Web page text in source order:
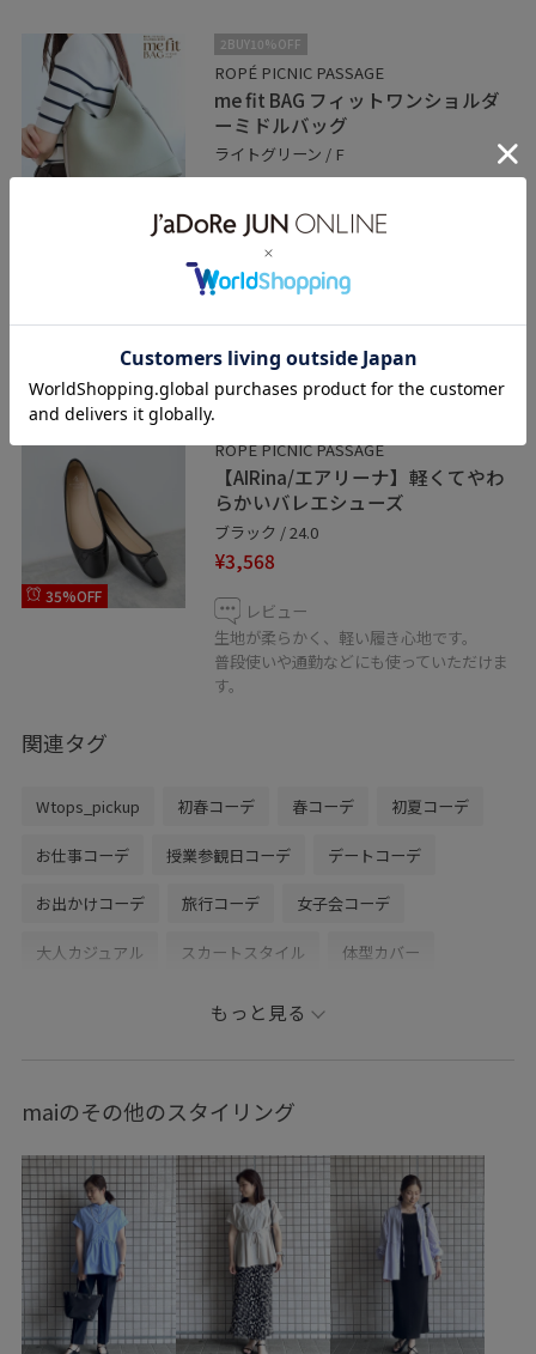
2BUY10%OFF
ROPÉ PICNIC PASSAGE
me fit BAG フィットワンショルダ
ーミドルバッグ
ライトグリーン / F
¥5,489
レビュー
フィット感のあるデザインで、軽量で持ち
やすいアイテムです！
いただけます。
35%OFF
ROPÉ PICNIC PASSAGE
【AIRina/エアリーナ】軽くてやわ
らかいバレエシューズ
ブラック / 24.0
¥3,568
レビュー
生地が柔らかく、軽い履き心地です。
普段使いや通勤などにも使っていただけま
す。
関連タグ
Wtops_pickup 初春コーデ 春コーデ 初夏コーデ
お仕事コーデ 授業参観日コーデ デートコーデ
お出かけコーデ 旅行コーデ 女子会コーデ
大人カジュアル スカートスタイル 体型カバー
ROPÉ PICNIC
ジャケット/アウター テーラードジャケット
アクセサリー ネックレス GDC16090 GDM86500
GDV16050 GIA16030 GIX16090 GIZ16000
1枚でコーディネート 26mother'sday 26SSBHPC
26SSRPgoods 26SSRPジャケット 26SSRP羽織り
もっと見る
maiのその他のスタイリング